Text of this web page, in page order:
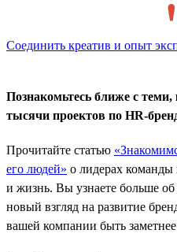
Соединить креатив и опыт
Познакомьтесь ближе с теми,
тысячи проектов по HR-
Прочитайте статью
его людей» о лидерах команды
и жизнь. Вы узнаете больше об
новый взгляд на развитие
вашей компании быть